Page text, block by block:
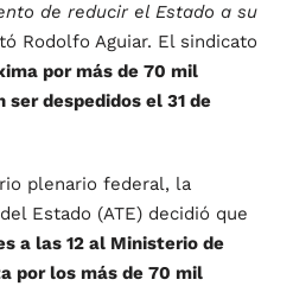
de reducir el Estado a su
Rodolfo Aguiar. El sindicato
por más de 70 mil
despedidos el 31 de
plenario federal, la
Estado (ATE) decidió que
a las 12 al Ministerio de
por los más de 70 mil